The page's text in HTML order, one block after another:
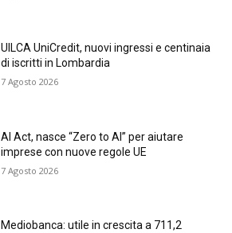
UILCA UniCredit, nuovi ingressi e centinaia
di iscritti in Lombardia
7 Agosto 2026
AI Act, nasce “Zero to AI” per aiutare
imprese con nuove regole UE
7 Agosto 2026
Mediobanca: utile in crescita a 711,2